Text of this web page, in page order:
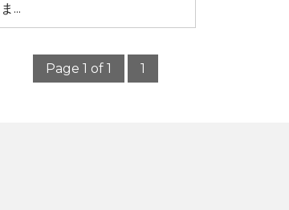
ま...
Page 1 of 1 1